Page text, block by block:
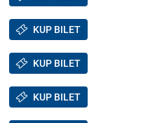
KUP BILET
KUP BILET
KUP BILET